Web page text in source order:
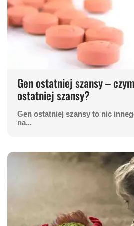
Gen ostatniej szansy –
ostatniej szansy?
Gen ostatniej szansy to nic
na...